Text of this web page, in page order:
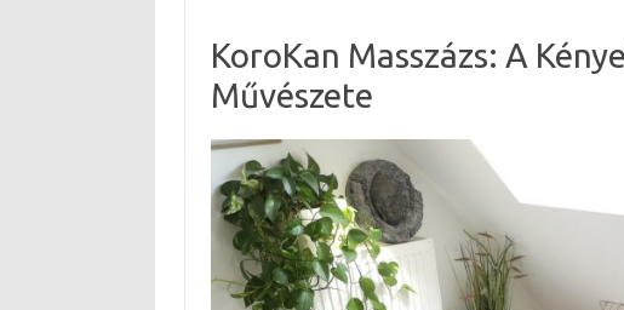
KoroKan Masszázs: A
Művészete